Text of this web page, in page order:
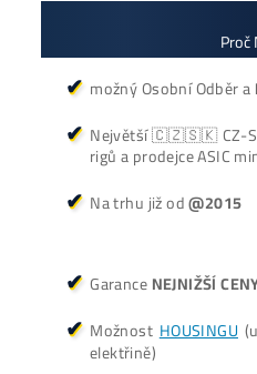
Vyplatí se vůbec
Rozdíl v
možný Osobní
Největší 🇨🇿🇸🇰
rigů a prodejce